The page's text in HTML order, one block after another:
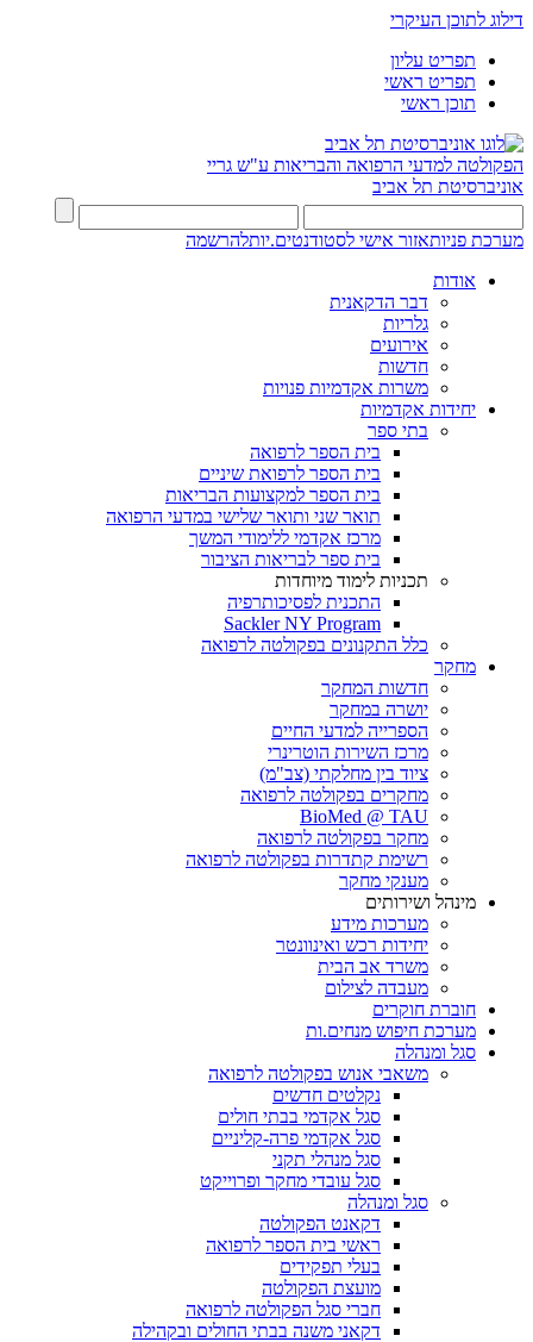
דילוג לתוכן העיקרי
תפריט עליון
תפריט ראשי
תוכן ראשי
הפקולטה למדעי הרפואה והבריאות ע"ש גריי
אוניברסיטת תל אביב
מערכת פניותאזור אישי לסטודנטים.יותלהרשמה
אודות
דבר הדקאנית
גלריות
אירועים
חדשות
משרות אקדמיות פנויות
יחידות אקדמיות
בתי ספר
בית הספר לרפואה
בית הספר לרפואת שיניים
בית הספר למקצועות הבריאות
תואר שני ותואר שלישי במדעי הרפואה
מרכז אקדמי ללימודי המשך
בית ספר לבריאות הציבור
תכניות לימוד מיוחדות
התכנית לפסיכותרפיה
Sackler NY Program
כלל התקנונים בפקולטה לרפואה
מחקר
חדשות המחקר
יושרה במחקר
הספרייה למדעי החיים
מרכז השירות הוטרינרי
ציוד בין מחלקתי (צב"מ)
מחקרים בפקולטה לרפואה
BioMed @ TAU
מחקר בפקולטה לרפואה
רשימת קתדרות בפקולטה לרפואה
מענקי מחקר
מינהל ושירותים
מערכות מידע
יחידות רכש ואינוונטר
משרד אב הבית
מעבדה לצילום
חוברת חוקרים
מערכת חיפוש מנחים.ות
סגל ומנהלה
משאבי אנוש בפקולטה לרפואה
נקלטים חדשים
סגל אקדמי בבתי חולים
סגל אקדמי פרה-קליניים
סגל מנהלי תקני
סגל עובדי מחקר ופרוייקט
סגל ומנהלה
דקאנט הפקולטה
ראשי בית הספר לרפואה
בעלי תפקידים
מועצת הפקולטה
חברי סגל הפקולטה לרפואה
דקאני משנה בבתי החולים ובקהילה